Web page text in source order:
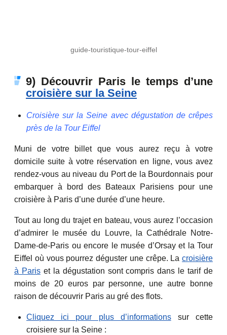
guide-touristique-tour-eiffel
9) Découvrir Paris le temps d’une
croisière sur la Seine
Croisière sur la Seine avec dégustation de crêpes
près de la Tour Eiffel
Muni de votre billet que vous aurez reçu à votre
domicile suite à votre réservation en ligne, vous avez
rendez-vous au niveau du Port de la Bourdonnais pour
embarquer à bord des Bateaux Parisiens pour une
croisière à Paris d’une durée d’une heure.
Tout au long du trajet en bateau, vous aurez l’occasion
d’admirer le musée du Louvre, la Cathédrale Notre-
Dame-de-Paris ou encore le musée d’Orsay et la Tour
Eiffel où vous pourrez déguster une crêpe. La croisière
à Pariset la dégustation sont compris dans le tarif de
moins de 20 euros par personne, une autre bonne
raison de découvrir Paris au gré des flots.
Cliquez ici pour plus d’informationssur cette
croisiere sur la Seine :